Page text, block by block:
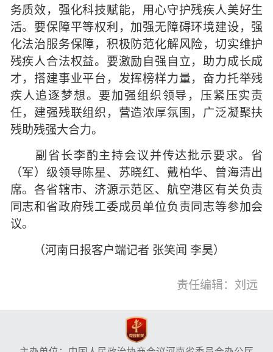
务质效，强化科技赋能，用心守护残疾人美好生
活。要保障平等权利，加强无障碍环境建设，强
化法治服务保障，积极防范化解风险，切实维护
残疾人合法权益。要激励自强自立，助力成长成
才，搭建事业平台，发挥榜样力量，奋力托举残
疾人追逐梦想。要加强组织领导，压紧压实责
任，建强残联组织，营造浓厚氛围，广泛凝聚扶
残助残强大合力。
副省长李酌主持会议并传达批示要求。省
（军）级领导陈星、苏晓红、戴柏华、曾海清出
席。各省辖市、济源示范区、航空港区有关负责
同志和省政府残工委成员单位负责同志等参加会
议。
（河南日报客户端记者 张笑闻 李昊）
责任编辑：刘远